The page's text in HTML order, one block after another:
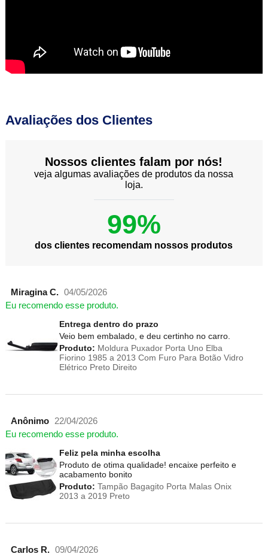
Avaliações dos Clientes
Nossos clientes falam por nós!
veja algumas avaliações de produtos da nossa
loja.
99%
dos clientes recomendam nossos produtos
Miragina C. 04/05/2026
Eu recomendo esse produto.
Entrega dentro do prazo
Veio bem embalado, e deu certinho no carro.
Produto: Moldura Puxador Porta Uno Elba
Fiorino 1985 a 2013 Com Furo Para Botão Vidro
Elétrico Preto Direito
Anônimo 22/04/2026
Eu recomendo esse produto.
Feliz pela minha escolha
Produto de otima qualidade! encaixe perfeito e
acabamento bonito
Produto: Tampão Bagagito Porta Malas Onix
2013 a 2019 Preto
Carlos R. 09/04/2026